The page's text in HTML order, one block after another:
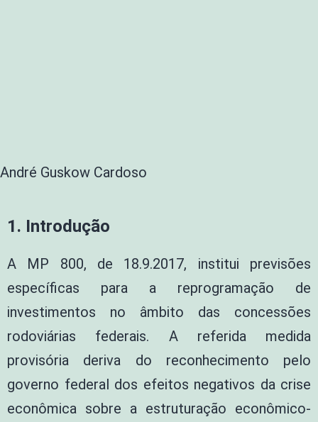
André Guskow Cardoso
1. Introdução
A MP 800, de 18.9.2017, institui previsões
específicas para a reprogramação de
investimentos no âmbito das concessões
rodoviárias federais. A referida medida
provisória deriva do reconhecimento pelo
governo federal dos efeitos negativos da crise
econômica sobre a estruturação econômico-